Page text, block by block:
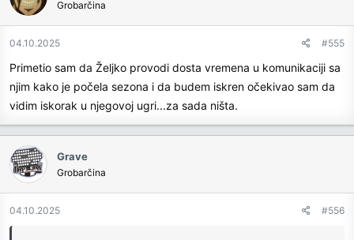
i
o
n
:
Grobarčina
04.10.2025 #555
Primetio sam da Željko provodi dosta vremena u komunikaciji sa
njim kako je počela sezona i da budem iskren očekivao sam da
vidim iskorak u njegovoj ugri...za sada ništa.
Grave
Grobarčina
04.10.2025 #556